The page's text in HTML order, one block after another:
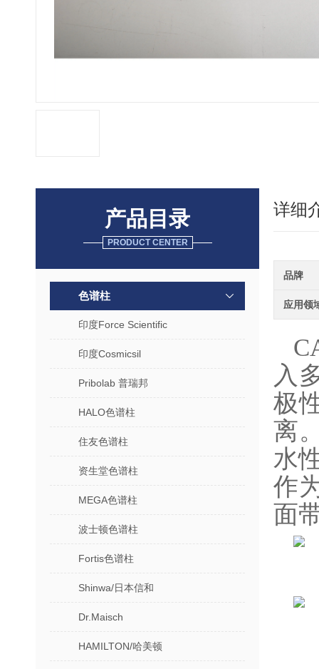
产品目录
PRODUCT CENTER
色谱柱
印度Force Scientific
印度Cosmicsil
Pribolab 普瑞邦
HALO色谱柱
住友色谱柱
资生堂色谱柱
MEGA色谱柱
波士顿色谱柱
Fortis色谱柱
Shinwa/日本信和
Dr.Maisch
HAMILTON/哈美顿
详细
品牌
应用领
入
极
离
水
作
面